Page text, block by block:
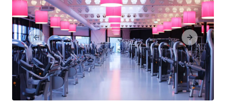
Previous slide Next slide